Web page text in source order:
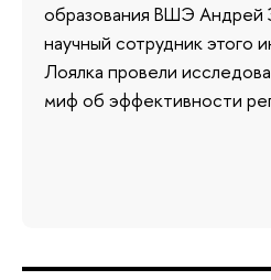
образования ВШЭ Андрей
научный сотрудник этого
Лоялка провели
миф об эффективности